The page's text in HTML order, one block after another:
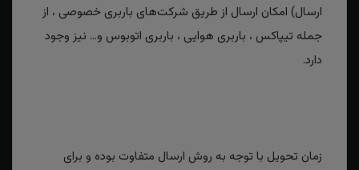
ارسال) امکان ارسال از طریق شرکت‌های باربری خصوصی ، از
جمله تیپاکس ، باربری هوایی ، باربری اتوبوس و... نیز وجود
دارد.
زمان تحویل با توجه به روش ارسال متفاوت بوده و برای